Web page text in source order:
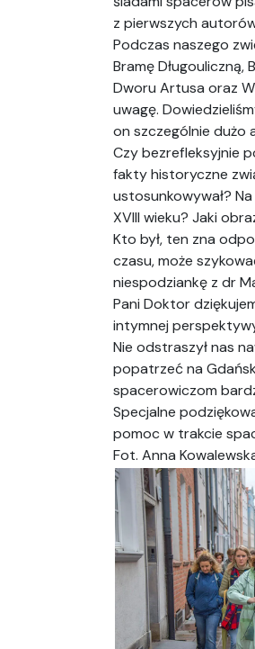
z pierwszych
Podczas naszego
Bramę
Dworu Artusa oraz
uwagę.
on szczególnie dużo
Czy bezrefleksyjnie
fakty historyczne
ustosunkowywał?
XVIII wieku? Jaki
Kto był, ten zna
czasu, może
niespodziankę z dr
Pani Doktor
intymnej
Nie odstraszył nas
popatrzeć na
spacerowiczom
Specjalne
pomoc w trakcie
Fot. Anna